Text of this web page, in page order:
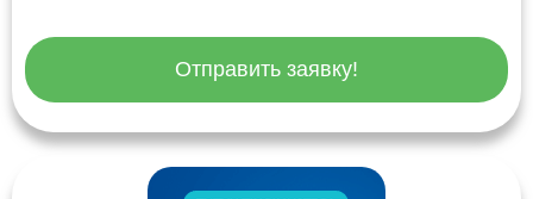
Отправить заявку!